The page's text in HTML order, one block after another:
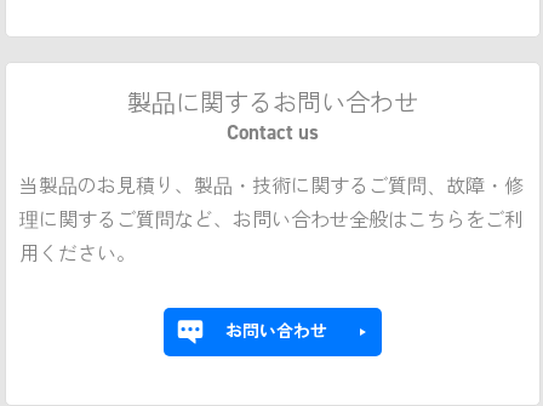
製品に関するお問い合わせ
Contact us
当製品のお見積り、製品・技術に関するご質問、故障・修
理に関するご質問など、お問い合わせ全般はこちらをご利
用ください。
お問い合わせ